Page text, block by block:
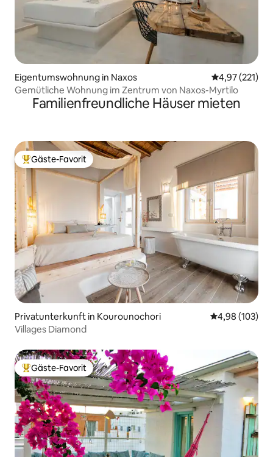
Eigentumswohnung in Naxos
4,97 (221)
Gemütliche Wohnung im Zentrum von Naxos-Myrtilo
Familienfreundliche Häuser mieten
Beliebter Gäste-Favorit.
Gäste-Favorit
Privatunterkunft in Kourounochori
4,98 (103)
Villages Diamond
Beliebter Gäste-Favorit.
Gäste-Favorit